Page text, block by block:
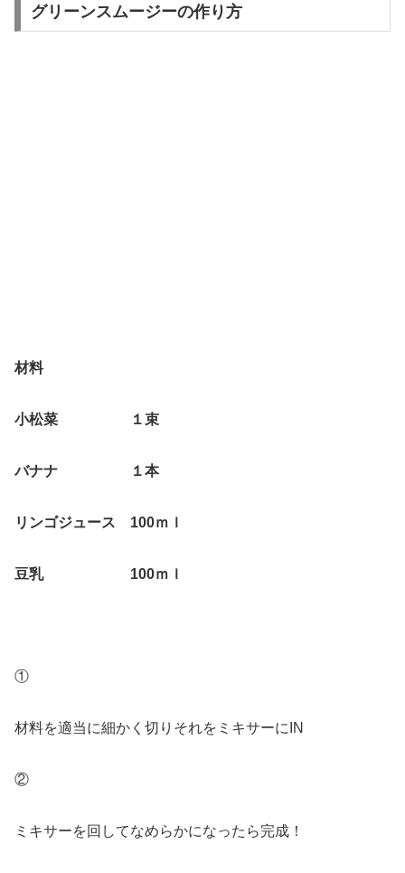
グリーンスムージーの作り方
材料
小松菜 １束
バナナ １本
リンゴジュース 100ｍｌ
豆乳 100ｍｌ
①
材料を適当に細かく切りそれをミキサーにIN
②
ミキサーを回してなめらかになったら完成！